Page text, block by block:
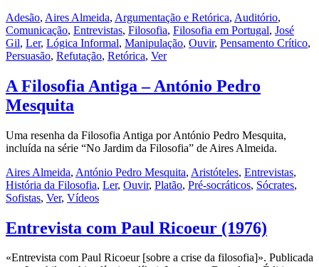
Adesão, Aires Almeida, Argumentação e Retórica, Auditório,
Comunicação, Entrevistas, Filosofia, Filosofia em Portugal, José
Gil, Ler, Lógica Informal, Manipulação, Ouvir, Pensamento Crítico,
Persuasão, Refutação, Retórica, Ver
A Filosofia Antiga – António Pedro
Mesquita
Uma resenha da Filosofia Antiga por António Pedro Mesquita,
incluída na série “No Jardim da Filosofia” de Aires Almeida.
Aires Almeida, António Pedro Mesquita, Aristóteles, Entrevistas,
História da Filosofia, Ler, Ouvir, Platão, Pré-socráticos, Sócrates,
Sofistas, Ver, Vídeos
Entrevista com Paul Ricoeur (1976)
«Entrevista com Paul Ricoeur [sobre a crise da filosofia]». Publicada